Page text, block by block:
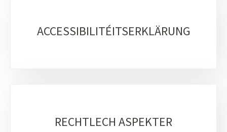
ACCESSIBILITÉITSERKLÄRUNG
RECHTLECH ASPEKTER